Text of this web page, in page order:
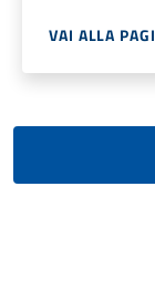
VAI ALLA